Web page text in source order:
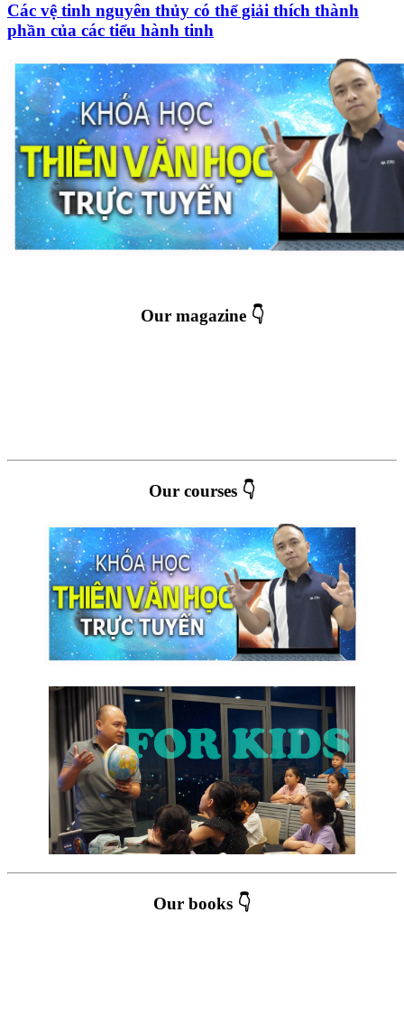
Các vệ tinh nguyên thủy có thể giải thích thành
phần của các tiểu hành tinh
Our magazine 👇
Our courses 👇
Our books 👇